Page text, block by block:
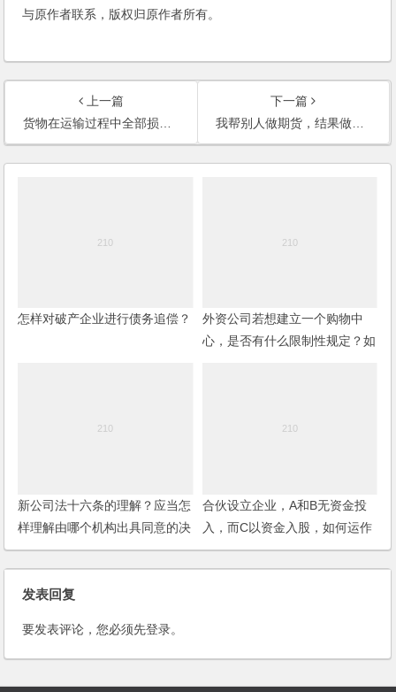
与原作者联系，版权归原作者所有。
上一篇
货物在运输过程中全部损坏，我公司可以要求卖方赔偿吗？
下一篇
我帮别人做期货，结果做亏损还被敲诈，款项能否要回？
怎样对破产企业进行债务追偿？
外资公司若想建立一个购物中
心，是否有什么限制性规定？如
新公司法十六条的理解？应当怎
样理解由哪个机构出具同意的决
议？
合伙设立企业，A和B无资金投
入，而C以资金入股，如何运作
及保障权利？
发表回复
要发表评论，您必须先登录。